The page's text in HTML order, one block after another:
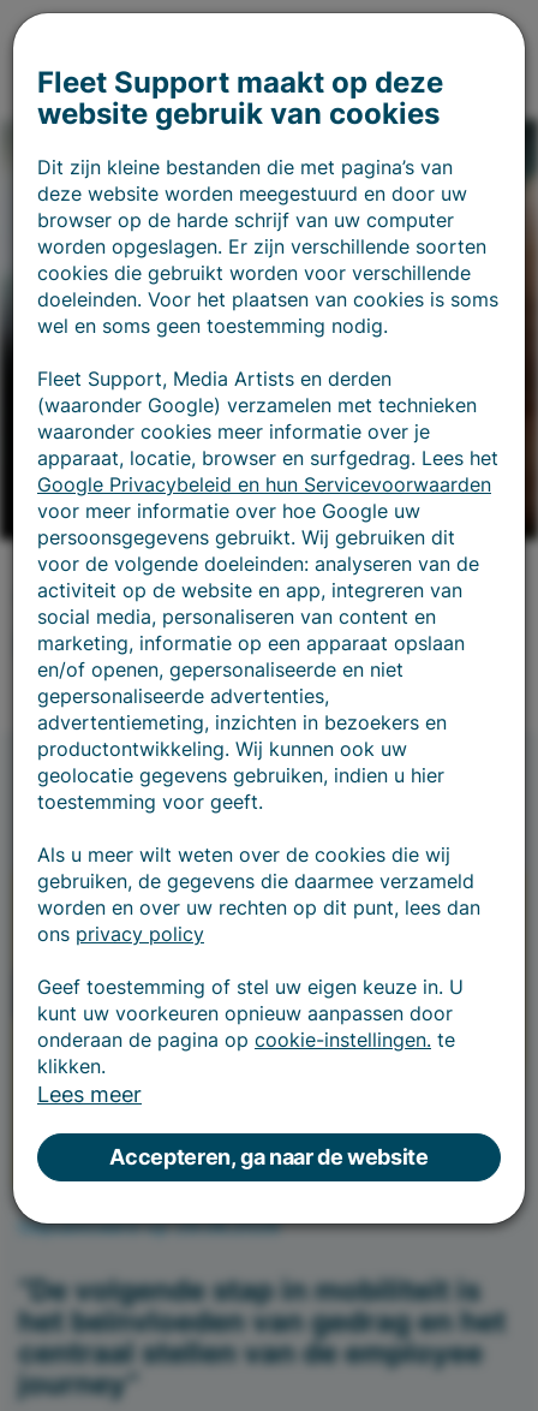
Ontwikkelingen
Nieuws & Actualiteiten
Gepubliceerd op 29.06.2026
“De volgende stap in mobiliteit is
het beïnvloeden van gedrag en het
centraal stellen van de employee
journey”
Fleet Support maakt op deze
website gebruik van cookies
Dit zijn kleine bestanden die met pagina’s van
deze website worden meegestuurd en door uw
browser op de harde schrijf van uw computer
worden opgeslagen. Er zijn verschillende soorten
cookies die gebruikt worden voor verschillende
doeleinden. Voor het plaatsen van cookies is soms
wel en soms geen toestemming nodig.
Fleet Support, Media Artists en derden
(waaronder Google) verzamelen met technieken
waaronder cookies meer informatie over je
apparaat, locatie, browser en surfgedrag. Lees het
Google Privacybeleid en hun Servicevoorwaarden
voor meer informatie over hoe Google uw
persoonsgegevens gebruikt. Wij gebruiken dit
voor de volgende doeleinden: analyseren van de
activiteit op de website en app, integreren van
social media, personaliseren van content en
marketing, informatie op een apparaat opslaan
en/of openen, gepersonaliseerde en niet
gepersonaliseerde advertenties,
advertentiemeting, inzichten in bezoekers en
productontwikkeling. Wij kunnen ook uw
geolocatie gegevens gebruiken, indien u hier
toestemming voor geeft.
Als u meer wilt weten over de cookies die wij
gebruiken, de gegevens die daarmee verzameld
worden en over uw rechten op dit punt, lees dan
ons privacy policy
Geef toestemming of stel uw eigen keuze in. U
kunt uw voorkeuren opnieuw aanpassen door
onderaan de pagina op cookie-instellingen. te
klikken.
Lees meer
Accepteren, ga naar de website